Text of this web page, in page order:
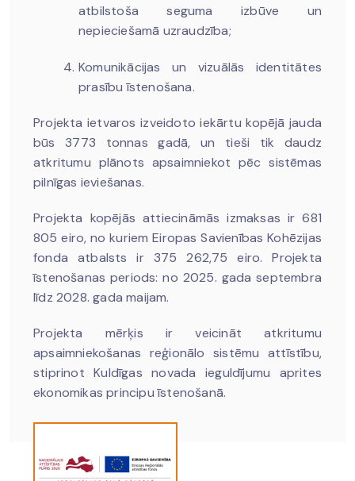
atbilstoša seguma izbūve un
nepieciešamā uzraudzība;
Komunikācijas un vizuālās identitātes
prasību īstenošana.
Projekta ietvaros izveidoto iekārtu kopējā jauda
būs 3773 tonnas gadā, un tieši tik daudz
atkritumu plānots apsaimniekot pēc sistēmas
pilnīgas ieviešanas.
Projekta kopējās attiecināmās izmaksas ir 681
805 eiro, no kuriem Eiropas Savienības Kohēzijas
fonda atbalsts ir 375 262,75 eiro. Projekta
īstenošanas periods: no 2025. gada septembra
līdz 2028. gada maijam.
Projekta mērķis ir veicināt atkritumu
apsaimniekošanas reģionālo sistēmu attīstību,
stiprinot Kuldīgas novada ieguldījumu aprites
ekonomikas principu īstenošanā.